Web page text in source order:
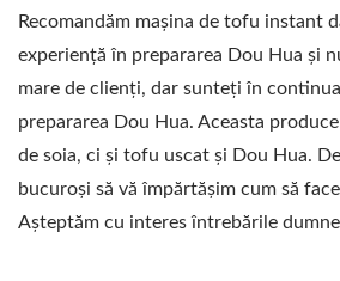
Recomandăm mașina de tofu instant
experiență în prepararea Dou Hua și
mare de clienți, dar sunteți în
prepararea Dou Hua. Aceasta
de soia, ci și tofu uscat și Dou Hua.
bucuroși să vă împărtășim cum să
Așteptăm cu interes întrebările